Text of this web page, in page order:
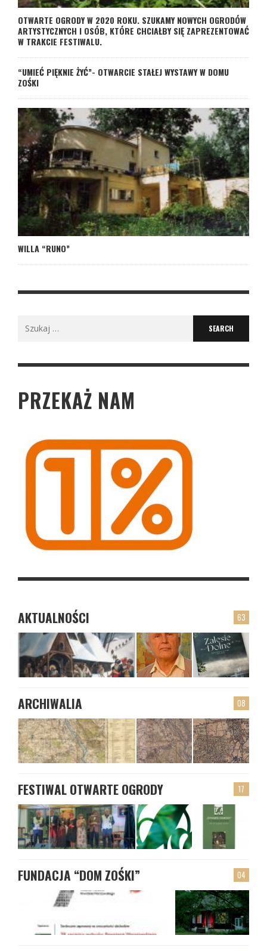
OTWARTE OGRODY W 2020 ROKU. SZUKAMY NOWYCH OGRODÓW
ARTYSTYCZNYCH I OSÓB, KTÓRE CHCIAŁBY SIĘ ZAPREZENTOWAĆ
W TRAKCIE FESTIWALU.
“UMIEĆ PIĘKNIE ŻYĆ”- OTWARCIE STAŁEJ WYSTAWY W DOMU
ZOŚKI
WILLA “RUNO”
PRZEKAŻ NAM
63
AKTUALNOŚCI
08
ARCHIWALIA
17
FESTIWAL OTWARTE OGRODY
04
FUNDACJA “DOM ZOŚKI”